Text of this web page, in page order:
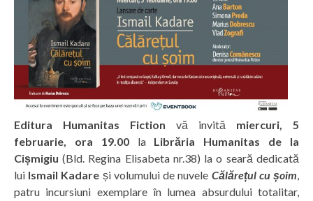
Editura Humanitas Fiction vă invită miercuri, 5
februarie, ora 19.00la Librăria Humanitas de la
Cișmigiu (Bld. Regina Elisabeta nr.38) la o seară dedicată
lui Ismail Kadare și volumului de nuvele Călărețul cu șoim,
patru incursiuni exemplare în lumea absurdului totalitar,